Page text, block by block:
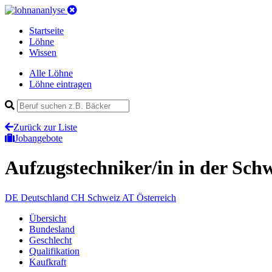
Startseite
Löhne
Wissen
Alle Löhne
Löhne eintragen
Zurück zur Liste
Jobangebote
Aufzugstechniker/in in der
DE Deutschland CH Schweiz AT Österreich
Übersicht
Bundesland
Geschlecht
Qualifikation
Kaufkraft